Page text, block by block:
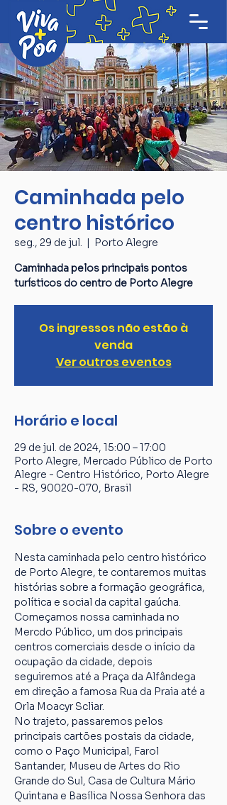
Caminhada pelo
centro histórico
seg., 29 de jul.
  |
Porto Alegre
Caminhada pelos principais pontos
turísticos do centro de Porto Alegre
Os ingressos não estão à
venda
Ver outros eventos
Horário e local
29 de jul. de 2024, 15:00 – 17:00
Porto Alegre, Mercado Público de Porto
Alegre - Centro Histórico, Porto Alegre
- RS, 90020-070, Brasil
Sobre o evento
Nesta caminhada pelo centro histórico
de Porto Alegre, te contaremos muitas
histórias sobre a formação geográfica,
política e social da capital gaúcha.
Começamos nossa caminhada no
Mercdo Público, um dos principais
centros comerciais desde o início da
ocupação da cidade, depois
seguiremos até a Praça da Alfândega
em direção a famosa Rua da Praia até a
Orla Moacyr Scliar.
No trajeto, passaremos pelos
principais cartões postais da cidade,
como o Paço Municipal, Farol
Santander, Museu de Artes do Rio
Grande do Sul, Casa de Cultura Mário
Quintana e Basílica Nossa Senhora das